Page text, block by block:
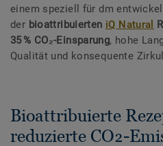
einem speziell für dm
der bioattribuierten iQ Natural
35 % CO₂-Einsparung, hohe
Qualität und konsequente
Bioattribuierte
reduzierte CO₂-